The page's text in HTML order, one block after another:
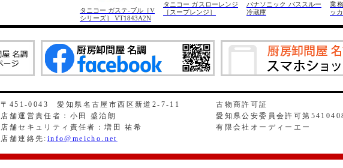
タニコー ガステ-ブル［V
シリーズ］ VT1843A2N
タニコー ガスローレンジ
［スープレンジ］
パナソニック パススルー
冷蔵庫
業
ッ
〒451-0043 愛知県名古屋市西区新道2-7-11
店舗運営責任者：小田 盛治朗
店舗セキュリティ責任者：増田 祐希
店舗連絡先: info@meicho.net
古物商許可証
愛知県公安委員会許可第
有限会社オーディーエー